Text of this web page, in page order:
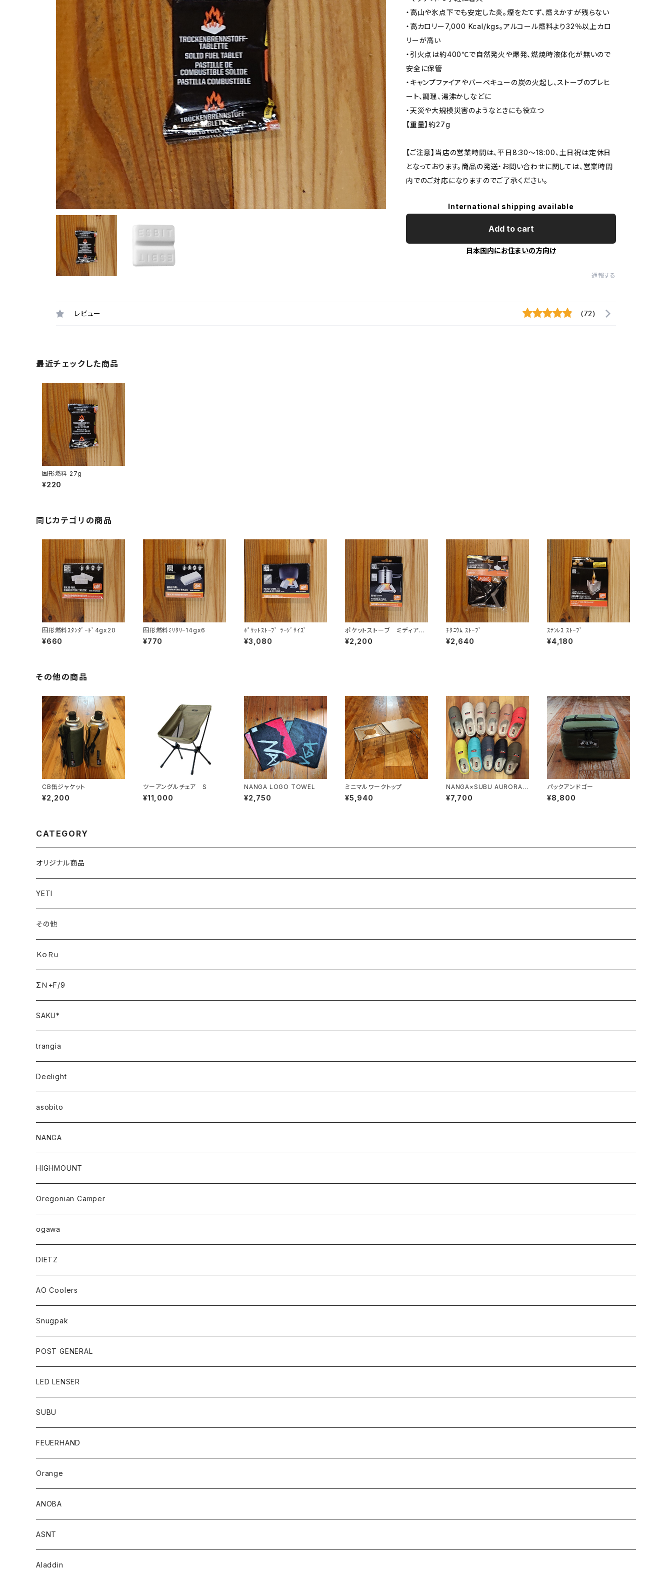
・高山や氷点下でも安定した炎。煙をたてず、燃えかすが残らない
・高カロリー7,000 Kcal/kgs。アルコール燃料より32％以上カロ
リーが高い
・引火点は約400℃で自然発火や爆発、燃焼時液体化が無いので
安全に保管
・キャンプファイアやバーベキューの炭の火起し、ストーブのプレヒ
ート、調理、湯沸かしなどに
・天災や大規模災害のようなときにも役立つ
【重量】約27g
【ご注意】当店の営業時間は、平日8:30～18:00、土日祝は定休日
となっております。商品の発送・お問い合わせに関しては、営業時間
内でのご対応になりますのでご了承ください。
International shipping available
Add to cart
日本国内にお住まいの方向け
通報する
レビュー (72)
最近チェックした商品
固形燃料 27g
¥220
同じカテゴリの商品
固形燃料ｽﾀﾝﾀﾞｰﾄﾞ4gx20
¥660
固形燃料ﾐﾘﾀﾘｰ14gx6
¥770
ﾎﾟｹｯﾄｽﾄｰﾌﾞ ﾗｰｼﾞｻｲｽﾞ
¥3,080
ポケットストーブ ミディア
ム ＷＳ
¥2,200
ﾁﾀﾆｳﾑ ｽﾄｰﾌﾞ
¥2,640
ｽﾃﾝﾚｽ ｽﾄｰﾌﾞ
¥4,180
その他の商品
CB缶ジャケット
¥2,200
ツーアングルチェア S
¥11,000
NANGA LOGO TOWEL
¥2,750
ミニマルワークトップ
¥5,940
NANGA×SUBU AURORA
TEX WINTER SANDAL
¥7,700
パックアンドゴー
¥8,800
CATEGORY
オリジナル商品
YETI
その他
ＫｏＲｕ
ΣＮ+F/9
SAKU*
trangia
Deelight
asobito
NANGA
HIGHMOUNT
Oregonian Camper
ogawa
DIETZ
AO Coolers
Snugpak
POST GENERAL
LED LENSER
SUBU
FEUERHAND
Orange
ANOBA
ASNT
Aladdin